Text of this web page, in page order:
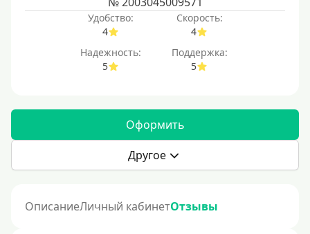
Удобство:
4
Скорость:
4
Надежность:
5
Поддержка:
5
Оформить
Другое
ОписаниеЛичный кабинетОтзывы